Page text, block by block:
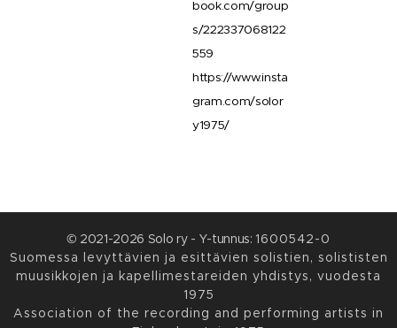
book.com/group
s/222337068122
559
https://www.insta
gram.com/solor
y1975/
© 2021-2026 Solo ry - Y-tunnus: 1600542-0
Suomessa levyttävien ja esittävien solistien, solististen
muusikkojen ja kapellimestareiden yhdistys, vuodesta
1975
Association of the recording and performing artists in